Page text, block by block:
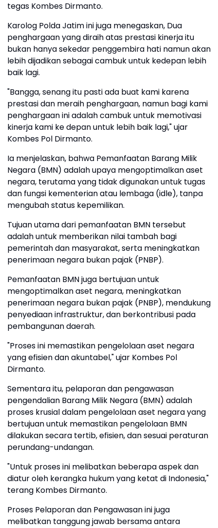
tegas Kombes Dirmanto.
Karolog Polda Jatim ini juga menegaskan, Dua
penghargaan yang diraih atas prestasi kinerja itu
bukan hanya sekedar penggembira hati namun akan
lebih dijadikan sebagai cambuk untuk kedepan lebih
baik lagi.
"Bangga, senang itu pasti ada buat kami karena
prestasi dan meraih penghargaan, namun bagi kami
penghargaan ini adalah cambuk untuk memotivasi
kinerja kami ke depan untuk lebih baik lagi," ujar
Kombes Pol Dirmanto.
Ia menjelaskan, bahwa Pemanfaatan Barang Milik
Negara (BMN) adalah upaya mengoptimalkan aset
negara, terutama yang tidak digunakan untuk tugas
dan fungsi kementerian atau lembaga (idle), tanpa
mengubah status kepemilikan.
Tujuan utama dari pemanfaatan BMN tersebut
adalah untuk memberikan nilai tambah bagi
pemerintah dan masyarakat, serta meningkatkan
penerimaan negara bukan pajak (PNBP).
Pemanfaatan BMN juga bertujuan untuk
mengoptimalkan aset negara, meningkatkan
penerimaan negara bukan pajak (PNBP), mendukung
penyediaan infrastruktur, dan berkontribusi pada
pembangunan daerah.
"Proses ini memastikan pengelolaan aset negara
yang efisien dan akuntabel," ujar Kombes Pol
Dirmanto.
Sementara itu, pelaporan dan pengawasan
pengendalian Barang Milik Negara (BMN) adalah
proses krusial dalam pengelolaan aset negara yang
bertujuan untuk memastikan pengelolaan BMN
dilakukan secara tertib, efisien, dan sesuai peraturan
perundang-undangan.
"Untuk proses ini melibatkan beberapa aspek dan
diatur oleh kerangka hukum yang ketat di Indonesia,"
terang Kombes Dirmanto.
Proses Pelaporan dan Pengawasan ini juga
melibatkan tanggung jawab bersama antara